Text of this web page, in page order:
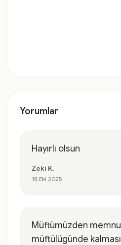
Yorumlar
Hayırlı olsun
Zeki K.
18 Eki 2025
Müftümüzden
müftülügünde